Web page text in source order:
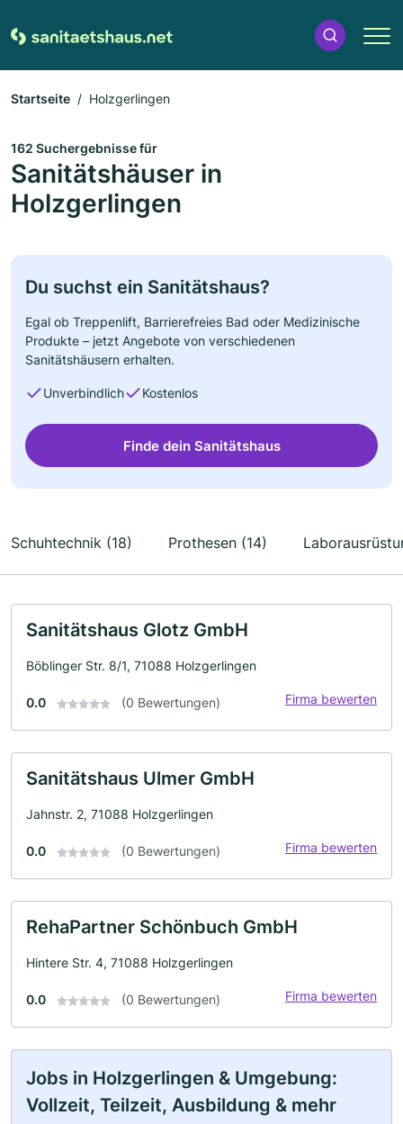
Startseite Holzgerlingen
162 Suchergebnisse für
Sanitätshäuser in
Holzgerlingen
Du suchst ein Sanitätshaus?
Egal ob Treppenlift, Barrierefreies Bad oder Medizinische
Produkte – jetzt Angebote von verschiedenen
Sanitätshäusern erhalten.
Unverbindlich Kostenlos
Finde dein Sanitätshaus
Schuhtechnik (18) Prothesen (14)
Sanitätshaus Glotz GmbH
Böblinger Str. 8/1, 71088 Holzgerlingen
0.0 (0 Bewertungen) Firma bewerten
Sanitätshaus Ulmer GmbH
Jahnstr. 2, 71088 Holzgerlingen
0.0 (0 Bewertungen) Firma bewerten
RehaPartner Schönbuch GmbH
Hintere Str. 4, 71088 Holzgerlingen
0.0 (0 Bewertungen) Firma bewerten
Jobs in Holzgerlingen & Umgebung:
Vollzeit, Teilzeit, Ausbildung & mehr